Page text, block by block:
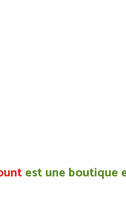
est une boutique